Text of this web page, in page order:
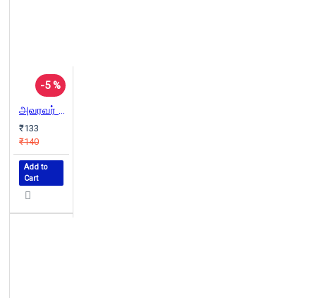
-5 %
அவரவர் பாடு
₹133
₹140
Add to
Cart